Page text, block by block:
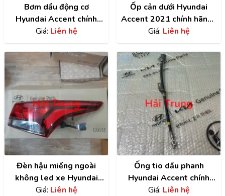
Bơm dầu động cơ
Hyundai Accent chính
hãng | 2131026802
Giá: Liên hệ
Ốp cản dưới Hyundai
Accent 2021 chính hãng |
86577H6510
Giá: Liên hệ
Đèn hậu miếng ngoài
không led xe Hyundai
Accent | 92402H6000
Giá: Liên hệ
Ống tio dầu phanh
Hyundai Accent chính
hãng | 58732A7000
Giá: Liên hệ